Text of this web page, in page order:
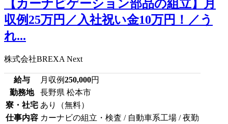
【カーナビゲーション部品の組立】月
収例25万円／入社祝い金10万円！／う
れ...
株式会社BREXA Next
給与 月収例250,000円
勤務地
長野県 松本市
寮・社宅 あり（無料）
仕事内容 カーナビの組立・検査 / 自動車系工場 / 夜勤